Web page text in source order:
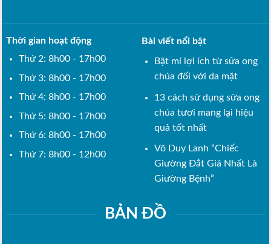
Thời gian hoạt động
Thứ 2: 8h00 - 17h00
Thứ 3: 8h00 - 17h00
Thứ 4: 8h00 - 17h00
Thứ 5: 8h00 - 17h00
Thứ 6: 8h00 - 17h00
Thứ 7: 8h00 - 12h00
Bài viết nổi bật
Bật mí lợi ích từ sữa ong
chúa đối với da mặt
13 cách sử dụng sữa ong
chúa tươi mang lại hiệu
quả tốt nhất
Võ Duy Lanh “Chiếc
Giường Đắt Giá Nhất Là
Giường Bệnh”
BẢN ĐỒ